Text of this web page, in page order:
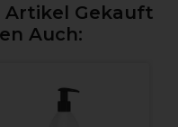
Artikel Gekauft
Auch: